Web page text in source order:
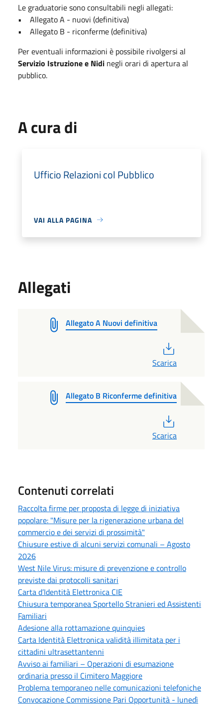
Le graduatorie sono consultabili negli allegati:
• Allegato A - nuovi (definitiva)
• Allegato B - riconferme (definitiva)
Per eventuali informazioni è possibile rivolgersi al
Servizio Istruzione e Nidi negli orari di apertura al
pubblico.
A cura di
Ufficio Relazioni col Pubblico
VAI ALLA PAGINA
Allegati
Allegato A Nuovi definitiva
Scarica
Allegato B Riconferme definitiva
Scarica
Contenuti correlati
Raccolta firme per proposta di legge di iniziativa
popolare: "Misure per la rigenerazione urbana del
commercio e dei servizi di prossimità"
Chiusure estive di alcuni servizi comunali – Agosto
2026
West Nile Virus: misure di prevenzione e controllo
previste dai protocolli sanitari
Carta d’Identità Elettronica CIE
Chiusura temporanea Sportello Stranieri ed Assistenti
Familiari
Adesione alla rottamazione quinquies
Carta Identità Elettronica validità illimitata per i
cittadini ultrasettantenni
Avviso ai familiari – Operazioni di esumazione
ordinaria presso il Cimitero Maggiore
Problema temporaneo nelle comunicazioni telefoniche
Convocazione Commissione Pari Opportunità - lunedì